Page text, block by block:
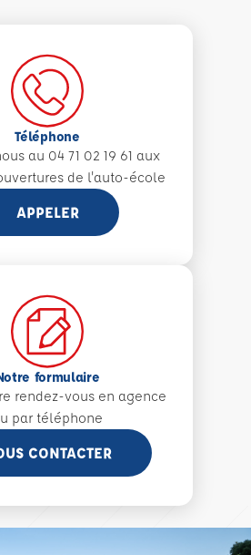
Téléphone
au 04 71 02 19 61 aux
de l'auto-école
APPELER
formulaire
rendez-vous en agence
par téléphone
CONTACTER